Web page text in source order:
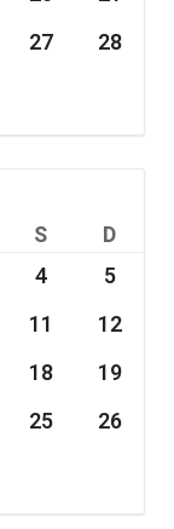
27
28
S
D
4
5
11
12
18
19
25
26